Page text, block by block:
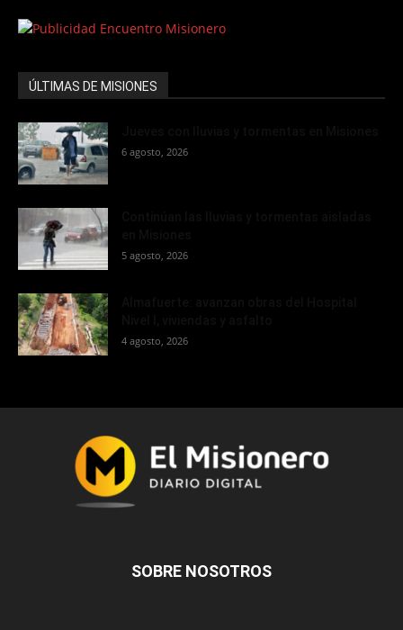
ÚLTIMAS DE MISIONES
6 agosto, 2026
5 agosto, 2026
4 agosto, 2026
SOBRE NOSOTROS